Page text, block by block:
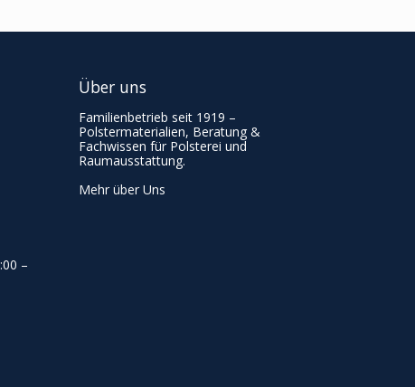
:00 –
Über uns
Familienbetrieb seit 1919 –
Polstermaterialien, Beratung &
Fachwissen für Polsterei und
Raumausstattung.
Mehr über Uns